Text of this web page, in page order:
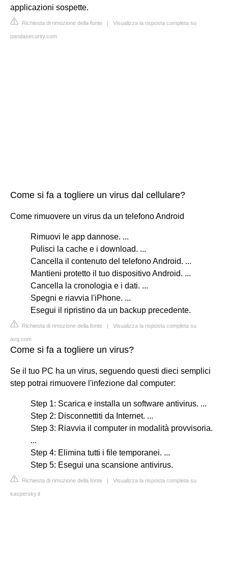
applicazioni sospette.
Richiesta di rimozione della fonte | Visualizza la risposta completa su
pandasecurity.com
Come si fa a togliere un virus dal cellulare?
Come rimuovere un virus da un telefono Android
Rimuovi le app dannose. ...
Pulisci la cache e i download. ...
Cancella il contenuto del telefono Android. ...
Mantieni protetto il tuo dispositivo Android. ...
Cancella la cronologia e i dati. ...
Spegni e riavvia l'iPhone. ...
Esegui il ripristino da un backup precedente.
Richiesta di rimozione della fonte | Visualizza la risposta completa su
avg.com
Come si fa a togliere un virus?
Se il tuo PC ha un virus, seguendo questi dieci semplici
step potrai rimuovere l'infezione dal computer:
Step 1: Scarica e installa un software antivirus. ...
Step 2: Disconnettiti da Internet. ...
Step 3: Riavvia il computer in modalità provvisoria.
...
Step 4: Elimina tutti i file temporanei. ...
Step 5: Esegui una scansione antivirus.
Richiesta di rimozione della fonte | Visualizza la risposta completa su
kaspersky.it